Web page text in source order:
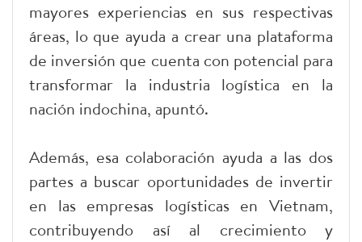
mayores experiencias en sus respectivas
áreas, lo que ayuda a crear una plataforma
de inversión que cuenta con potencial para
transformar la industria logística en la
nación indochina, apuntó.
Además, esa colaboración ayuda a las dos
partes a buscar oportunidades de invertir
en las empresas logísticas en Vietnam,
contribuyendo así al crecimiento y